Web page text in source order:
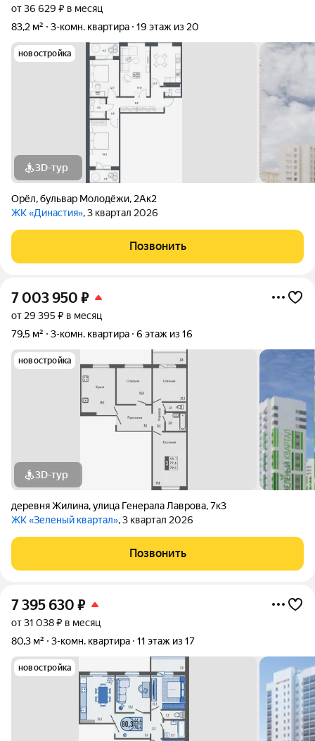
от 36 629 ₽ в месяц
83,2 м²
3-комн. квартира 19 этаж из 20
новостройка
3D-тур
Орёл,бульвар Молодёжи, 2Ак2
ЖК «Династия», 3 квартал 2026
Позвонить
7 003 950 ₽
от 29 395 ₽ в месяц
79,5 м²
3-комн. квартира 6 этаж из 16
новостройка
3D-тур
деревня Жилина,улица Генерала Лаврова,7к3
ЖК «Зеленый квартал», 3 квартал 2026
Позвонить
7 395 630 ₽
от 31 038 ₽ в месяц
80,3 м²
3-комн. квартира 11 этаж из 17
новостройка